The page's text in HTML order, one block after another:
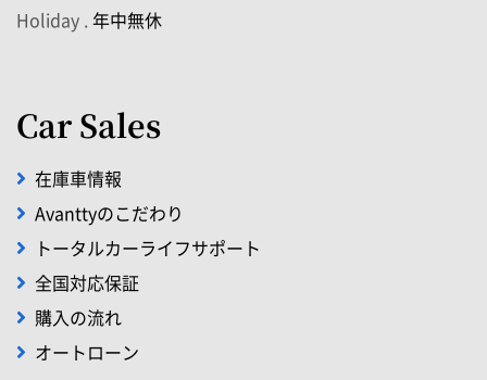
Holiday .年中無休
Car Sales
在庫車情報
Avanttyのこだわり
トータルカーライフサポート
全国対応保証
購入の流れ
オートローン